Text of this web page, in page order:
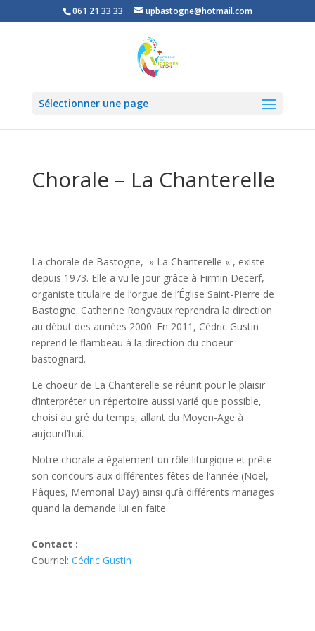
061 21 33 33 upbastogne@hotmail.com
Sélectionner une page
Chorale – La Chanterelle
La chorale de Bastogne, » La Chanterelle « , existe
depuis 1973. Elle a vu le jour grâce à Firmin Decerf,
organiste titulaire de l’orgue de l’Église Saint-Pierre de
Bastogne. Catherine Rongvaux reprendra la direction
au début des années 2000. En 2011, Cédric Gustin
reprend le flambeau à la direction du choeur
bastognard.
Le choeur de La Chanterelle se réunit pour le plaisir
d’interpréter un répertoire aussi varié que possible,
choisi au gré du temps, allant du Moyen-Age à
aujourd’hui.
Notre chorale a également un rôle liturgique et prête
son concours aux différentes fêtes de l’année (Noël,
Pâques, Memorial Day) ainsi qu’à différents mariages
quand la demande lui en faite.
Contact :
Courriel: Cédric Gustin